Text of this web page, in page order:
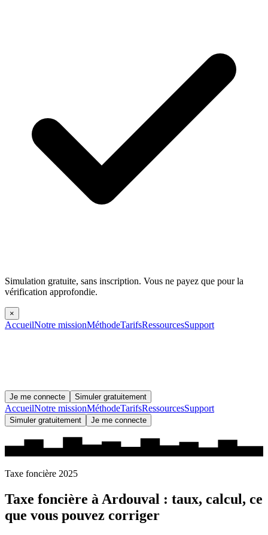
Simulation gratuite, sans inscription. Vous ne payez que pour la
vérification approfondie.
×
AccueilNotre missionMéthodeTarifsRessourcesSupport
Je me connecte Simuler gratuitement
AccueilNotre missionMéthodeTarifsRessourcesSupport
Simuler gratuitement Je me connecte
Taxe foncière 2025
Taxe foncière àArdouval : taux, calcul, ce
que vous pouvez corriger